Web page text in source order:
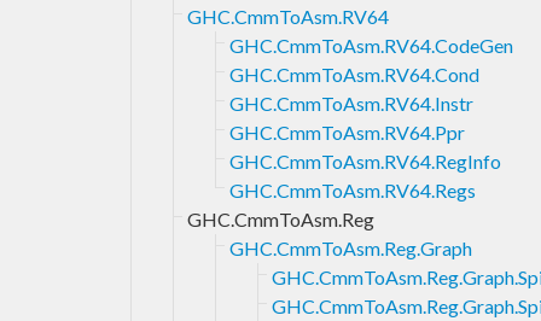
GHC.CmmToAsm.RV64
GHC.CmmToAsm.RV64.CodeGen
GHC.CmmToAsm.RV64.Cond
GHC.CmmToAsm.RV64.Instr
GHC.CmmToAsm.RV64.Ppr
GHC.CmmToAsm.RV64.RegInfo
GHC.CmmToAsm.RV64.Regs
GHC.CmmToAsm.Reg
GHC.CmmToAsm.Reg.Graph